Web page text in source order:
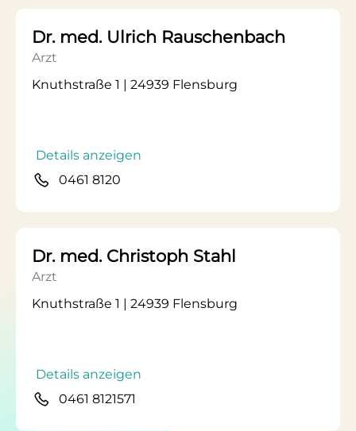
Dr. med. Ulrich Rauschenbach
Arzt
Knuthstraße 1 | 24939 Flensburg
Details anzeigen
0461 8120
Dr. med. Christoph Stahl
Arzt
Knuthstraße 1 | 24939 Flensburg
Details anzeigen
0461 8121571